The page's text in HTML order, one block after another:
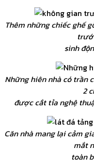
Thêm những chiếc ghế
sinh
Những hiên nhà có trần
2
được cắt tỉa nghệ
Căn nhà mang lại cảm
mắt
toàn